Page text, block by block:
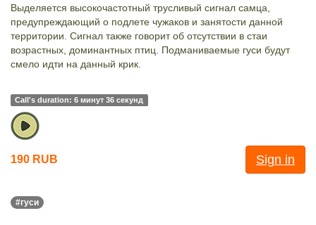
Выделяется высокочастотный трусливый сигнал самца,
предупреждающий о подлете чужаков и занятости данной
территории. Сигнал также говорит об отсутствии в стаи
возрастных, доминантных птиц. Подманиваемые гуси будут
смело идти на данный крик.
Call's duration: 6 минут 36 секунд
190 RUB Sign in
#гуси